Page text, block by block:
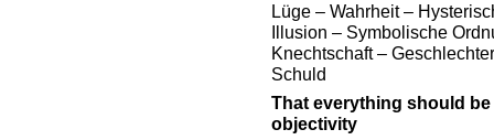
Lüge – Wahrheit –
Illusion – Symbolische
Knechtschaft –
Schuld
That everything should
objectivity